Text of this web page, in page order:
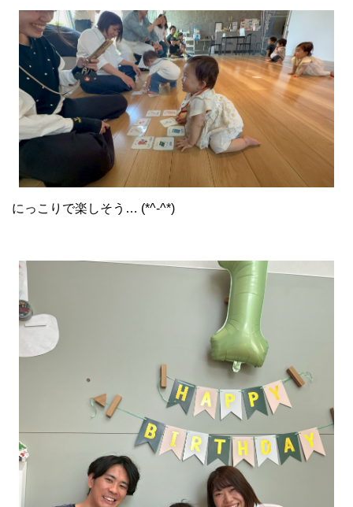
にっこりで楽しそう… (*^-^*)